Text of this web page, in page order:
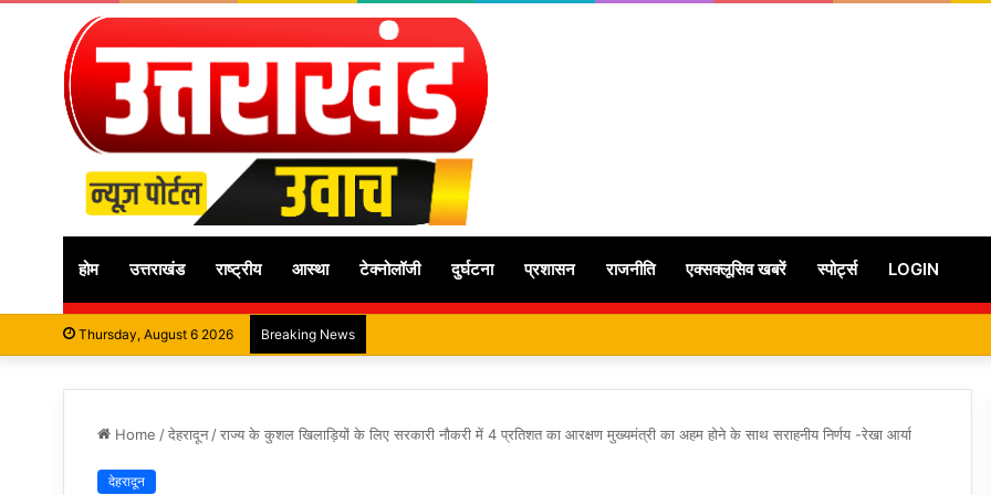
होम उत्तराखंड राष्ट्रीय आस्था टेक्नोलॉजी दुर्घटना प्रशासन राजनीति एक्सक्लूसिव खबरें स्पोर्ट्स LOGIN
Thursday, August 6 2026 Breaking News
Home /देहरादून /राज्य के कुशल खिलाड़ियों के लिए सरकारी नौकरी में 4 प्रतिशत का आरक्षण मुख्यमंत्री का अहम होने के साथ सराहनीय निर्णय -रेखा आर्या
देहरादून